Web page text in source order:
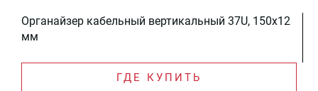
Органайзер кабельный вертикальный 37U, 150x12
мм
ГДЕ КУПИТЬ